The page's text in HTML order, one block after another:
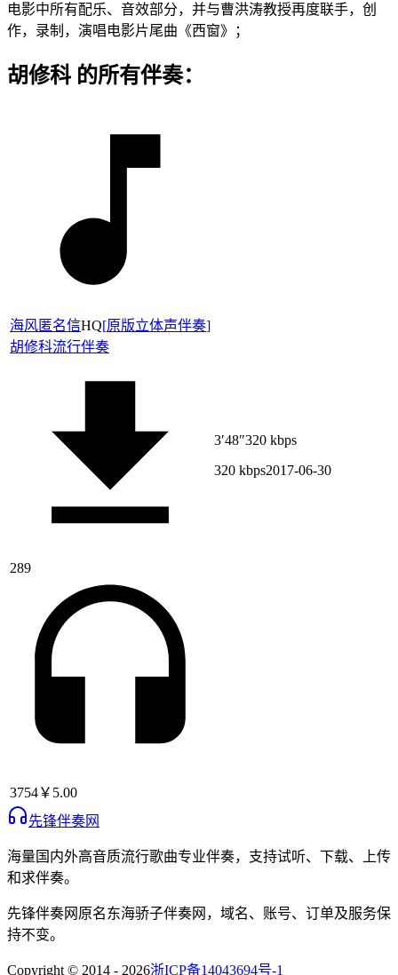
电影中所有配乐、音效部分，并与曹洪涛教授再度联手，创
作，录制，演唱电影片尾曲《西窗》；
胡修科 的所有伴奏：
海风匿名信HQ[原版立体声伴奏]
胡修科流行伴奏
289
3754￥5.00
3′48″320 kbps
320 kbps2017-06-30
先锋伴奏网
海量国内外高音质流行歌曲专业伴奏，支持试听、下载、上传
和求伴奏。
先锋伴奏网 原名东海骄子伴奏网 ，域名、账号、订单及服务保
持不变。
Copyright © 2014 - 2026浙ICP备14043694号-1